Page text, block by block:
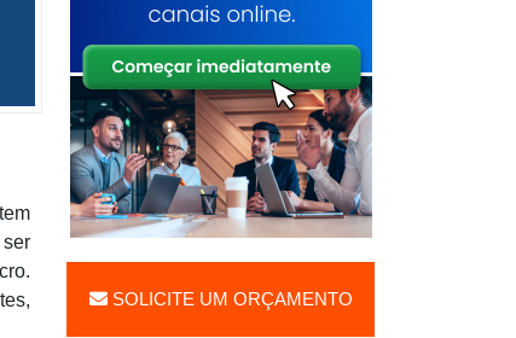
SOLICITE UM ORÇAMENTO